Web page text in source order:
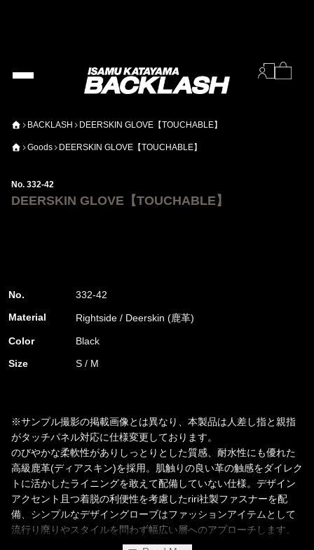
BACKLASH DEERSKIN GLOVE【TOUCHABLE】
Goods DEERSKIN GLOVE【TOUCHABLE】
No. 332-42
DEERSKIN GLOVE【TOUCHABLE】
No.
332-42
Material
Rightside / Deerskin (鹿革)
Color
Black
Size
S / M
※サンプル撮影の掲載画像とは異なり、本製品は人差し指と親指
がタッチパネル対応に仕様変更しております。
のびやかな柔軟性がありしっとりとした質感、耐水性にも優れた
高級鹿革(ディアスキン)を採用。肌触りの良い革の触感をダイレク
トに活かしたライニングを敢えて配備していない仕様。デザイン
アクセント且つ着脱の利便性を考慮したriri社製ファスナーを配
備、シンプルなデザイングローブはファッションアイテムとして
流行り廃りやスタイルを問わず幅広い層へのアプローチします。
長らく定番展開しておりましたレザーグローブ"332-04"をアップ